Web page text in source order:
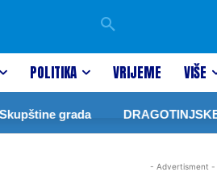
POLITIKA VRIJEME VIŠE
grada
DRAGOTINJSKE
- Advertisment -